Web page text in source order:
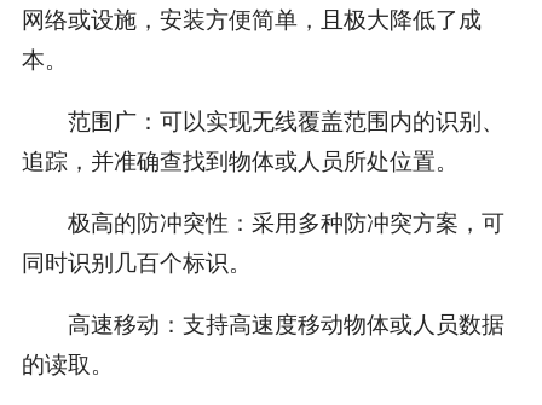
网络或设施，安装方便简单，且极大降低了成
本。
范围广：可以实现无线覆盖范围内的识别、
追踪，并准确查找到物体或人员所处位置。
极高的防冲突性：采用多种防冲突方案，可
同时识别几百个标识。
高速移动：支持高速度移动物体或人员数据
的读取。